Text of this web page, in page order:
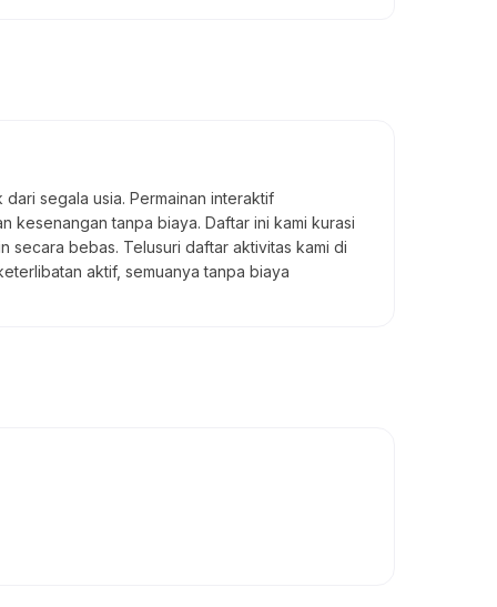
segala usia. Permainan interaktif
kesenangan tanpa biaya. Daftar ini kami kurasi
secara bebas. Telusuri daftar aktivitas kami di
aktif, semuanya tanpa biaya